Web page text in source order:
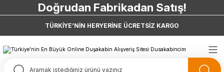
Doğrudan Fabrikadan Satış!
7 Taksit 0 Vade Farkı
Doğrudan Fabrikadan Satış!
TÜRKİYE’NİN HERYERİNE ÜCRETSİZ KARGO